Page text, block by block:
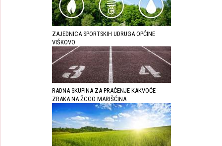
ZAJEDNICA SPORTSKIH UDRUGA OPĆINE
VIŠKOVO
RADNA SKUPINA ZA PRAĆENJE KAKVOĆE
ZRAKA NA ŽCGO MARIŠĆINA